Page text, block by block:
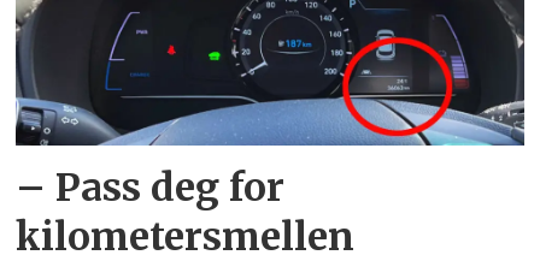
– Pass deg for
kilometersmellen